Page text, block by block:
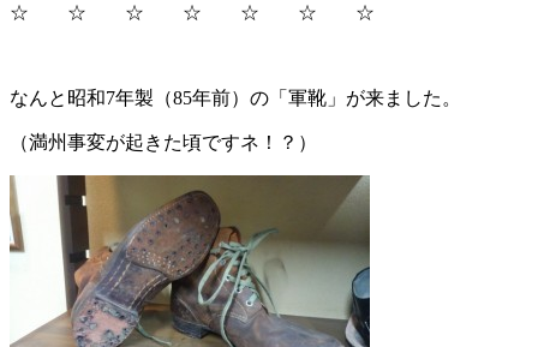
☆ ☆ ☆ ☆ ☆ ☆ ☆
なんと昭和7年製（85年前）の「軍靴」が来ました。
（満州事変が起きた頃ですネ！？）